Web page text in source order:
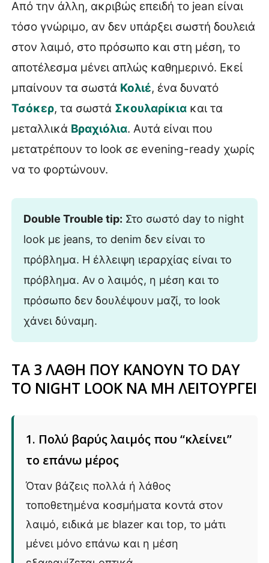
Από την άλλη, ακριβώς επειδή το jean είναι
τόσο γνώριμο, αν δεν υπάρξει σωστή δουλειά
στον λαιμό, στο πρόσωπο και στη μέση, το
αποτέλεσμα μένει απλώς καθημερινό. Εκεί
μπαίνουν τα σωστά Κολιέ, ένα δυνατό
Τσόκερ, τα σωστά Σκουλαρίκια και τα
μεταλλικά Βραχιόλια. Αυτά είναι που
μετατρέπουν το look σε evening-ready χωρίς
να το φορτώνουν.
Double Trouble tip: Στο σωστό day to night
look με jeans, το denim δεν είναι το
πρόβλημα. Η έλλειψη ιεραρχίας είναι το
πρόβλημα. Αν ο λαιμός, η μέση και το
πρόσωπο δεν δουλέψουν μαζί, το look
χάνει δύναμη.
ΤΑ 3 ΛΑΘΗ ΠΟΥ ΚΑΝΟΥΝ ΤΟ DAY
TO NIGHT LOOK ΝΑ ΜΗ ΛΕΙΤΟΥΡΓΕΙ
1. Πολύ βαρύς λαιμός που “κλείνει”
το επάνω μέρος
Όταν βάζεις πολλά ή λάθος
τοποθετημένα κοσμήματα κοντά στον
λαιμό, ειδικά με blazer και top, το μάτι
μένει μόνο επάνω και η μέση